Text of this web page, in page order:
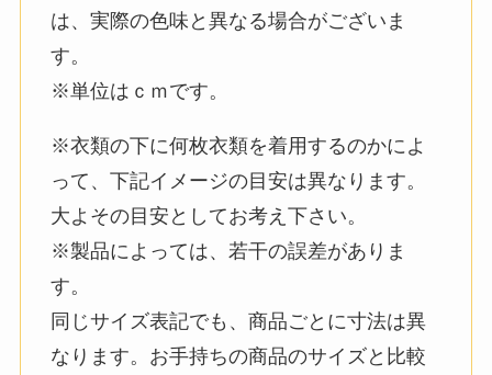
は、実際の色味と異なる場合がございま
す。
※単位はｃｍです。
※衣類の下に何枚衣類を着用するのかによ
って、下記イメージの目安は異なります。
大よその目安としてお考え下さい。
※製品によっては、若干の誤差がありま
す。
同じサイズ表記でも、商品ごとに寸法は異
なります。お手持ちの商品のサイズと比較